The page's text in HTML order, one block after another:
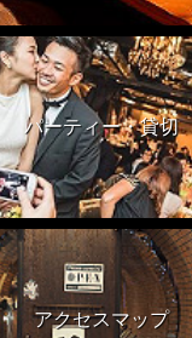
パーティー・貸切
アクセスマップ